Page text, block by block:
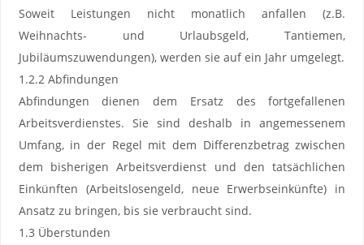
Soweit Leistungen nicht monatlich anfallen (z.B.
Weihnachts- und Urlaubsgeld, Tantiemen,
Jubiläumszuwendungen), werden sie auf ein Jahr umgelegt.
1.2.2 Abfindungen
Abfindungen dienen dem Ersatz des fortgefallenen
Arbeitsverdienstes. Sie sind deshalb in angemessenem
Umfang, in der Regel mit dem Differenzbetrag zwischen
dem bisherigen Arbeitsverdienst und den tatsächlichen
Einkünften (Arbeitslosengeld, neue Erwerbseinkünfte) in
Ansatz zu bringen, bis sie verbraucht sind.
1.3 Überstunden